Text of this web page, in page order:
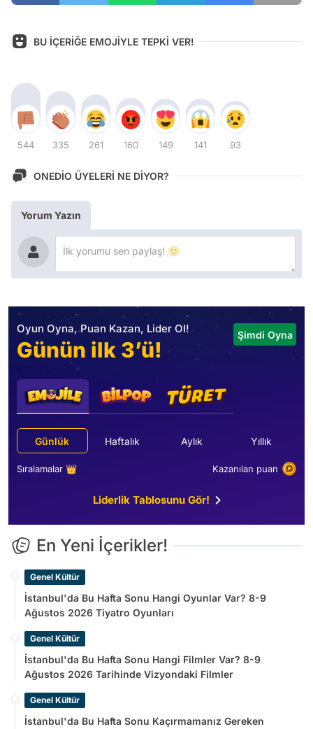
BU İÇERİĞE EMOJİYLE TEPKİ VER!
544 335 261 160 149 141 93
ONEDİO ÜYELERİ NE DİYOR?
Yorum Yazın
Oyun Oyna, Puan Kazan, Lider Ol!
Günün ilk 3’ü!
Şimdi Oyna
Günlük Haftalık Aylık Yıllık
Sıralamalar 👑 Kazanılan puan
Liderlik Tablosunu Gör!
En Yeni İçerikler!
Genel Kültür
İstanbul'da Bu Hafta Sonu Hangi Oyunlar Var? 8-9
Ağustos 2026 Tiyatro Oyunları
Genel Kültür
İstanbul'da Bu Hafta Sonu Hangi Filmler Var? 8-9
Ağustos 2026 Tarihinde Vizyondaki Filmler
Genel Kültür
İstanbul'da Bu Hafta Sonu Kaçırmamanız Gereken